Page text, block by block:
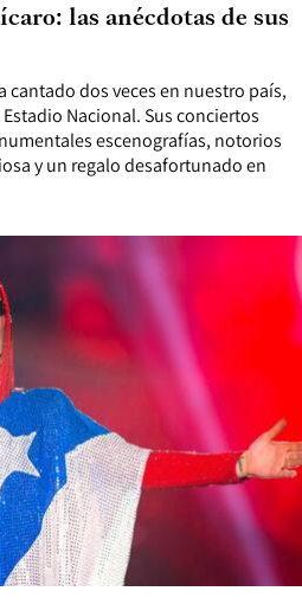
cantado dos veces en nuestro país,
Nacional. Sus conciertos
escenografías, notorios
y un regalo desafortunado en
las anécdotas de sus